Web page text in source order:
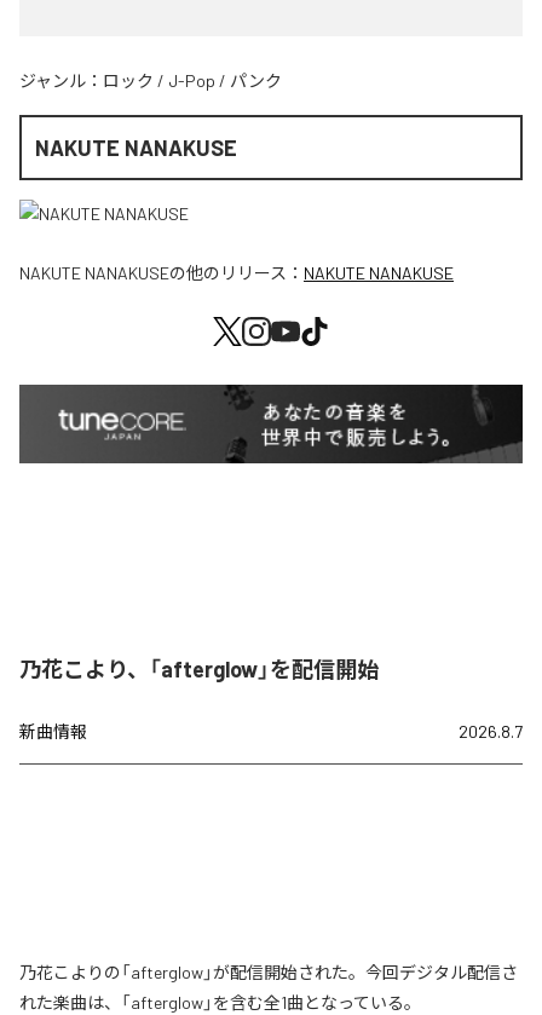
ジャンル： ロック / J-Pop / パンク
NAKUTE NANAKUSE
NAKUTE NANAKUSEの他のリリース： NAKUTE NANAKUSE
乃花こより、「afterglow」を配信開始
新曲情報 2026.8.7
乃花こよりの「afterglow」が配信開始された。今回デジタル配信さ
れた楽曲は、「afterglow」を含む全1曲となっている。